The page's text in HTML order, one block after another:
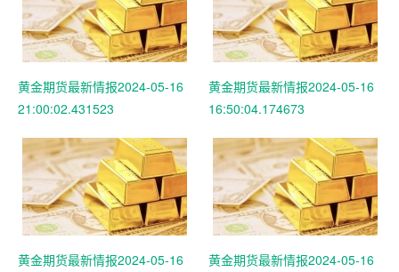
黄金期货最新情报2024-05-16
21:00:02.431523
黄金期货最新情报2024-05-16
16:50:04.174673
黄金期货最新情报2024-05-16
黄金期货最新情报2024-05-16